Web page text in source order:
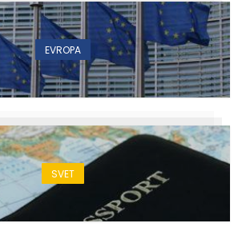
EVROPA
SVET